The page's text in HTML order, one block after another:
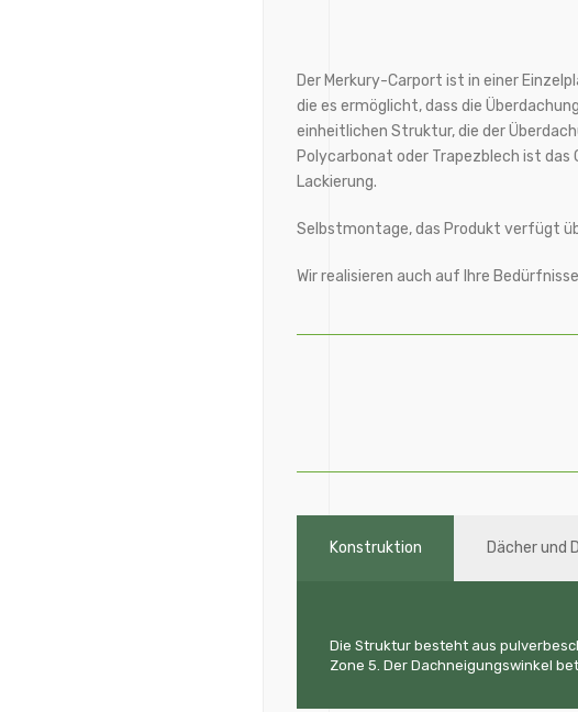
Der Merkury-Carport ist in einer
die es ermöglicht, dass die
einheitlichen Struktur, die der
Polycarbonat oder Trapezblech ist das
Lackierung.
Selbstmontage, das Produkt verfügt
Wir realisieren auch auf Ihre
Konstruktion Dächer und
Die Struktur besteht aus
Zone 5. Der Dachneigungswinkel